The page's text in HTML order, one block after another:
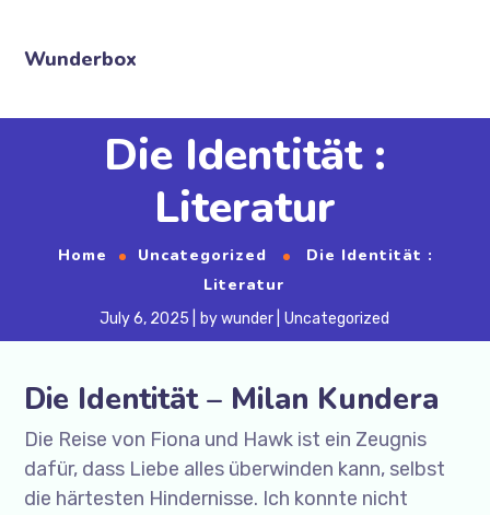
Wunderbox
Die Identität :
Literatur
Home Uncategorized
Die Identität :
Literatur
July 6, 2025 bywunder Uncategorized
Die Identität – Milan Kundera
Die Reise von Fiona und Hawk ist ein Zeugnis
dafür, dass Liebe alles überwinden kann, selbst
die härtesten Hindernisse. Ich konnte nicht